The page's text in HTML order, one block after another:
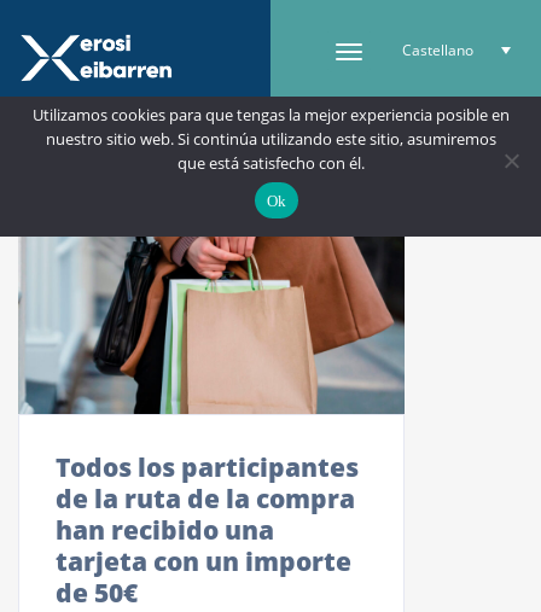
Castellano
Todos los participantes
de la ruta de la compra
han recibido una
tarjeta con un importe
de 50€
Utilizamos cookies para que tengas la mejor experiencia posible en
nuestro sitio web. Si continúa utilizando este sitio, asumiremos
que está satisfecho con él.
Ok